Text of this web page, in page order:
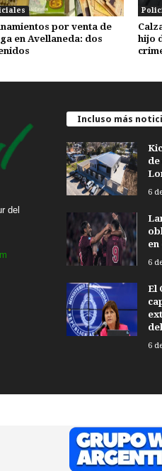
por venta de
en Avellaneda: dos
hijo
del
Incluso más
de
6
en
6
El
6